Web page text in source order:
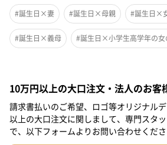
消臭します。持続的な抗菌効果を発揮し
■次亜塩素酸ナトリウムの１０倍の除菌力
■安心と信頼で選ばれている実績
・植物由来の食品素材100%
・細菌・ウイルスを99.9%除菌
#誕生日×妻 #誕生日×母親 #誕生日×
#誕生日×義母 #誕生日×小学生高学年の女
#お礼 #彼女 #女友達 #女性 #妻
#女子大学生 #義母 #小学生高学年の女
#女子高校生 #上司女性 #同僚女性
10万円以上の大口注文・法人のお客
請求書払いのご希望、ロゴ等オリジナル
以上の大口注文に関しまして、専門スタ
で、以下フォームよりお問い合わせくださ